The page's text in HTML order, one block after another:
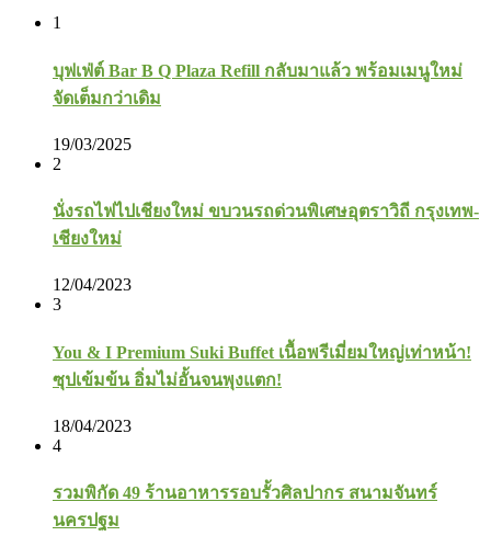
1
บุฟเฟ่ต์ Bar B Q Plaza Refill กลับมาแล้ว พร้อมเมนูใหม่
จัดเต็มกว่าเดิม
19/03/2025
2
นั่งรถไฟไปเชียงใหม่ ขบวนรถด่วนพิเศษอุตราวิถี กรุงเทพ-
เชียงใหม่
12/04/2023
3
You & I Premium Suki Buffet เนื้อพรีเมี่ยมใหญ่เท่าหน้า!
ซุปเข้มข้น อิ่มไม่อั้นจนพุงแตก!
18/04/2023
4
รวมพิกัด 49 ร้านอาหารรอบรั้วศิลปากร สนามจันทร์
นครปฐม